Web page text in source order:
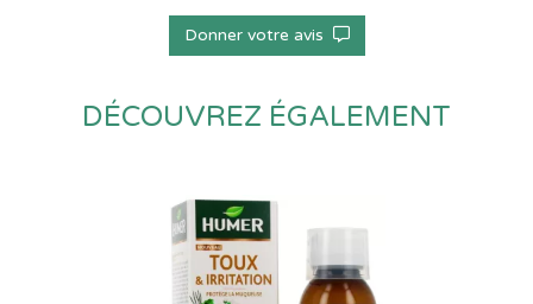
Donner votre avis
DÉCOUVREZ ÉGALEMENT